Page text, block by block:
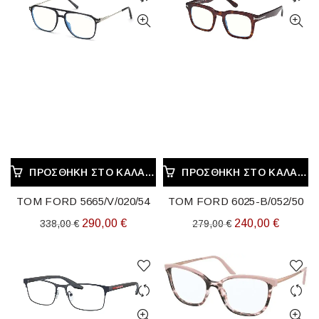
ΠΡΟΣΘΉΚΗ ΣΤΟ ΚΑΛΆΘΙ
TOM FORD 5665/V/020/54
338,00€ Original
290,00 €Η
τιμή
είναι:
290,00 €.
ΠΡΟΣΘΉΚΗ ΣΤΟ ΚΑΛΆΘΙ
TOM FORD 6025-B/052/50
279,00€ Original
279,00 €.
240,00 €Η
τιμή
είναι:
240,00